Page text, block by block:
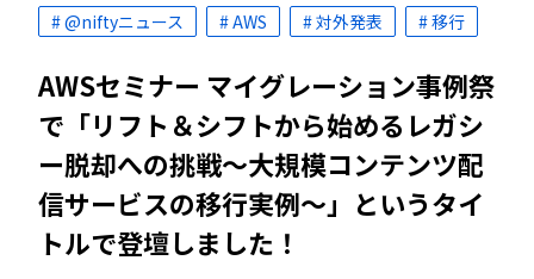
# @niftyニュース # AWS # 対外発表 # 移行
AWSセミナー マイグレーション事例祭
で「リフト＆シフトから始めるレガシ
ー脱却への挑戦～大規模コンテンツ配
信サービスの移行実例～」というタイ
トルで登壇しました！